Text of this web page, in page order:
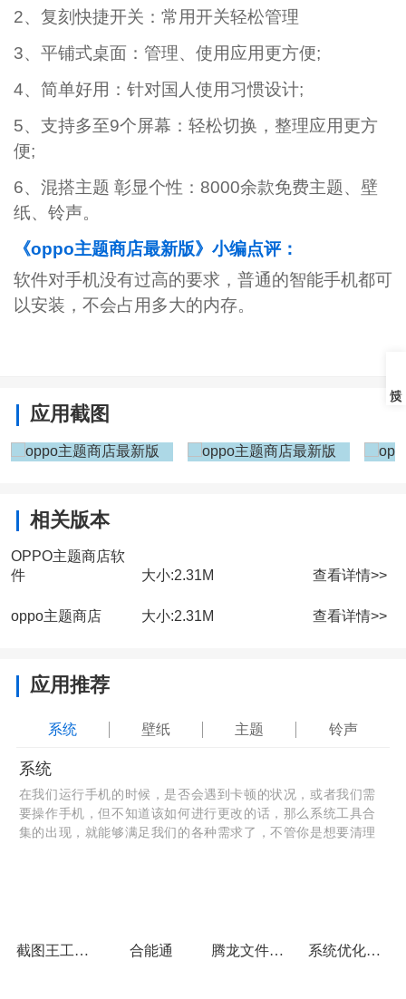
2、复刻快捷开关：常用开关轻松管理
3、平铺式桌面：管理、使用应用更方便;
4、简单好用：针对国人使用习惯设计;
5、支持多至9个屏幕：轻松切换，整理应用更方
便;
6、混搭主题 彰显个性：8000余款免费主题、壁
纸、铃声。
《oppo主题商店最新版》小编点评：
软件对手机没有过高的要求，普通的智能手机都可
以安装，不会占用多大的内存。
应用截图
相关版本
OPPO主题商店软
件
大小:2.31M 查看详情>>
oppo主题商店 大小:2.31M 查看详情>>
应用推荐
系统 壁纸 主题 铃声
系统
在我们运行手机的时候，是否会遇到卡顿的状况，或者我们需
要操作手机，但不知道该如何进行更改的话，那么系统工具合
集的出现，就能够满足我们的各种需求了，不管你是想要清理
截图王工具箱 合能通 腾龙文件管家 系统优化pro